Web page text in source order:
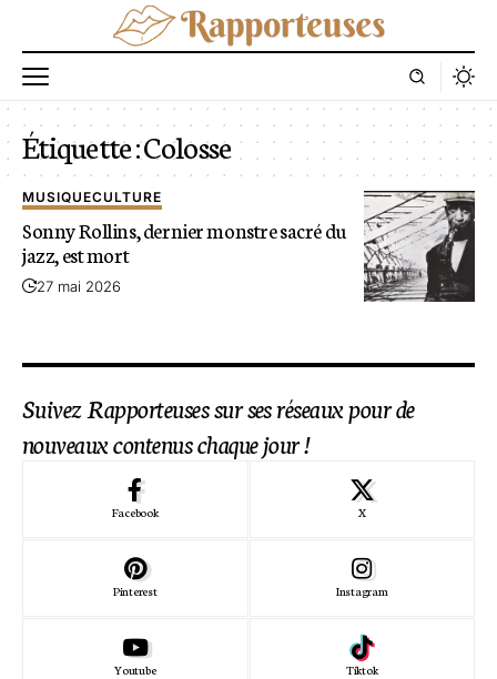
Étiquette :Colosse
MUSIQUECULTURE
Sonny Rollins, dernier monstre sacré du
jazz, est mort
27 mai 2026
Suivez Rapporteuses sur ses réseaux pour de
nouveaux contenus chaque jour !
Facebook X
Pinterest Instagram
Youtube Tiktok